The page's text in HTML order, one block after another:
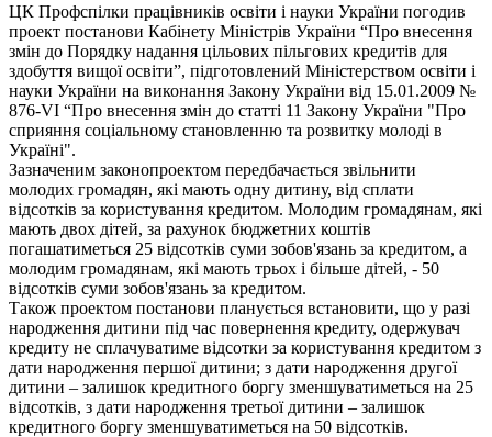
ЦК Профспілки працівників освіти і науки України погодив
проект постанови Кабінету Міністрів України “Про внесення
змін до Порядку надання цільових пільгових кредитів для
здобуття вищої освіти”, підготовлений Міністерством освіти і
науки України на виконання Закону України від 15.01.2009 №
876-VI “Про внесення змін до статті 11 Закону України "Про
сприяння соціальному становленню та розвитку молоді в
Україні".
Зазначеним законопроектом передбачається звільнити
молодих громадян, які мають одну дитину, від сплати
відсотків за користування кредитом. Молодим громадянам, які
мають двох дітей, за рахунок бюджетних коштів
погашатиметься 25 відсотків суми зобов'язань за кредитом, а
молодим громадянам, які мають трьох і більше дітей, - 50
відсотків суми зобов'язань за кредитом.
Також проектом постанови планується встановити, що у разі
народження дитини під час повернення кредиту, одержувач
кредиту не сплачуватиме відсотки за користування кредитом з
дати народження першої дитини; з дати народження другої
дитини – залишок кредитного боргу зменшуватиметься на 25
відсотків, з дати народження третьої дитини – залишок
кредитного боргу зменшуватиметься на 50 відсотків.